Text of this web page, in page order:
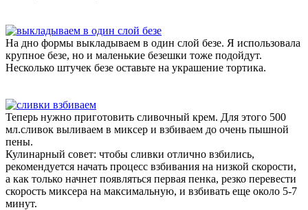
На дно формы выкладываем в один слой безе. Я использовала
крупное безе, но и маленькие безешки тоже подойдут.
Несколько штучек безе оставьте на украшение тортика.
Теперь нужно приготовить сливочный крем. Для этого 500
мл.сливок выливаем в миксер и взбиваем до очень пышной
пены.
Кулинарный совет: чтобы сливки отлично взбились,
рекомендуется начать процесс взбивания на низкой скорости,
а как только начнет появляться первая пенка, резко перевести
скорость миксера на максимальную, и взбивать еще около 5-7
минут.